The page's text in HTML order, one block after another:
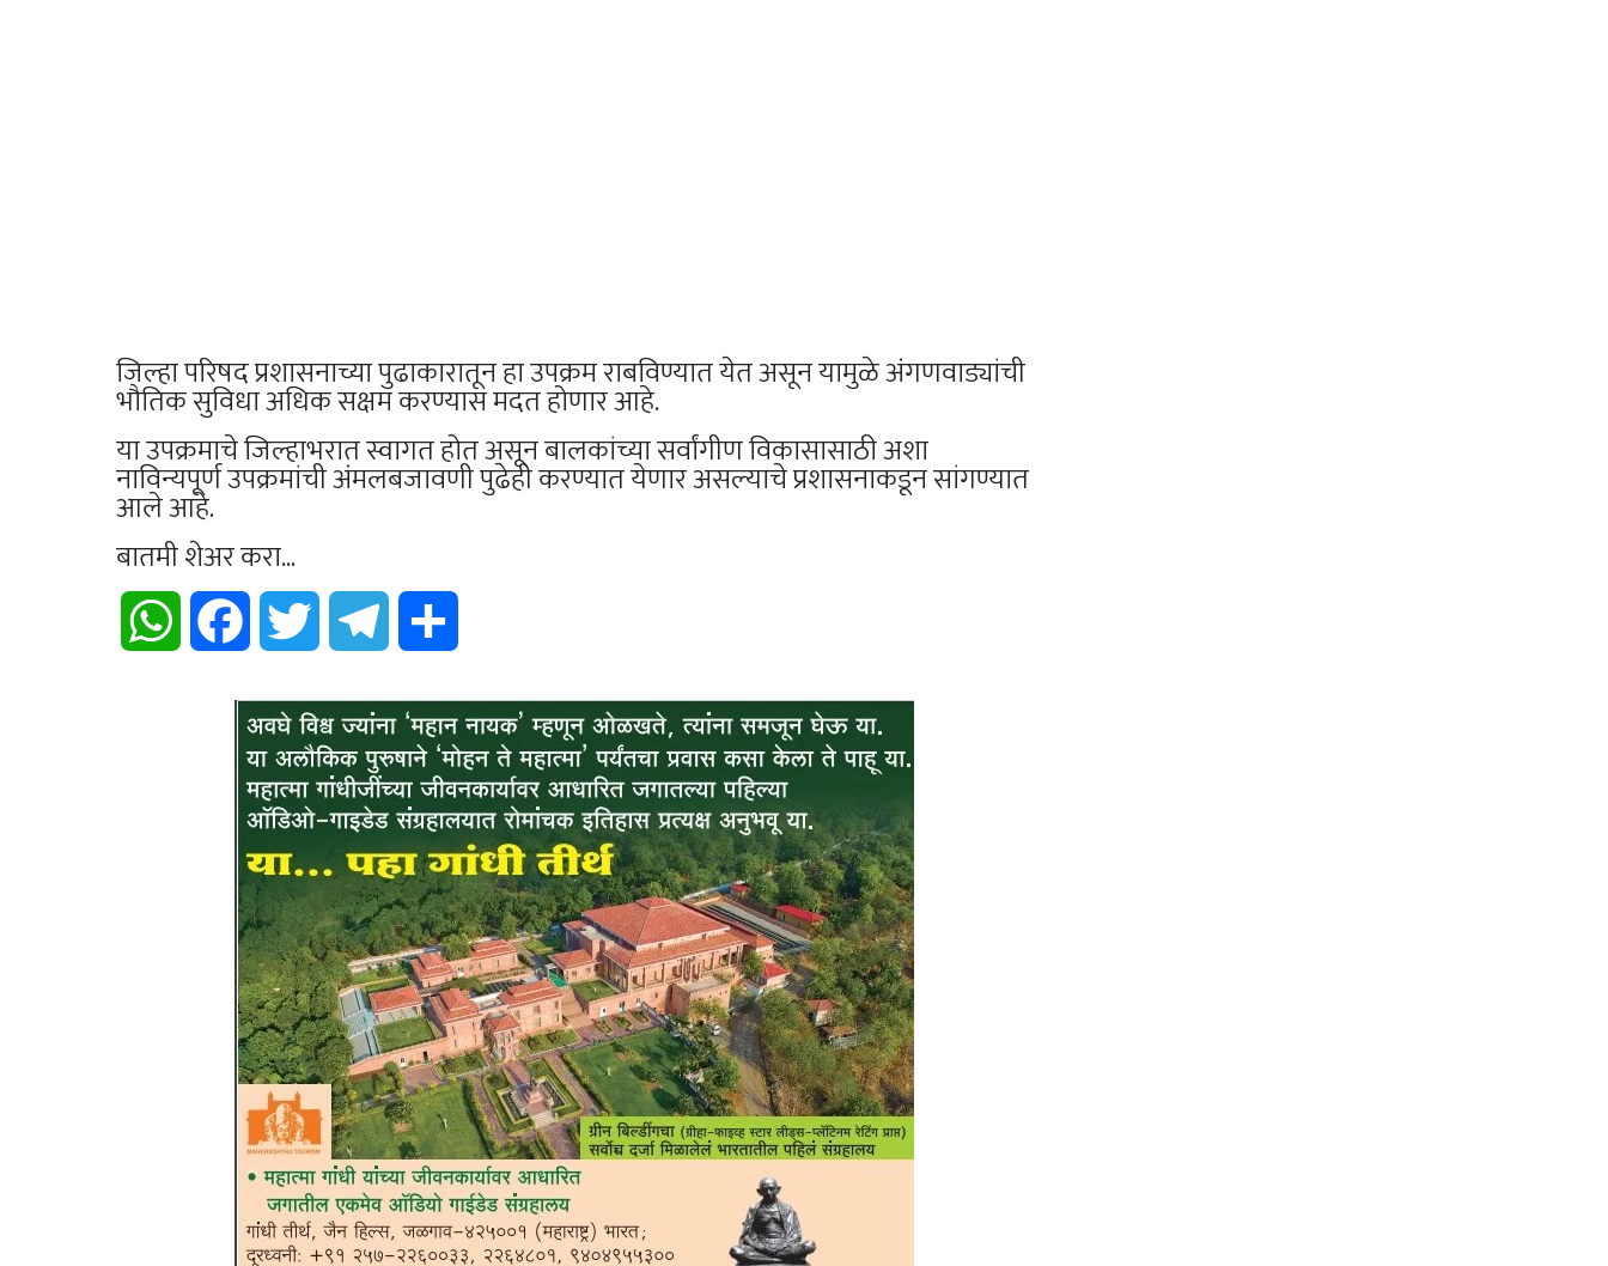
जिल्हा परिषद प्रशासनाच्या पुढाकारातून हा उपक्रम राबविण्यात येत असून यामुळे अंगणवाड्यांची
भौतिक सुविधा अधिक सक्षम करण्यास मदत होणार आहे.
या उपक्रमाचे जिल्हाभरात स्वागत होत असून बालकांच्या सर्वांगीण विकासासाठी अशा
नाविन्यपूर्ण उपक्रमांची अंमलबजावणी पुढेही करण्यात येणार असल्याचे प्रशासनाकडून सांगण्यात
आले आहे.
बातमी शेअर करा...
WhatsApp Facebook Twitter Telegram